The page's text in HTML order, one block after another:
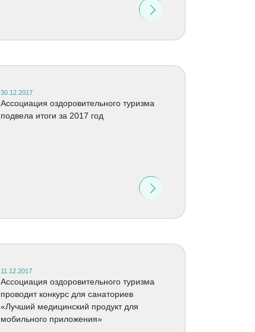
30.12.2017
Ассоциация оздоровительного туризма
подвела итоги за 2017 год
11.12.2017
Ассоциация оздоровительного туризма
проводит конкурс для санаториев
«Лучший медицинский продукт для
мобильного приложения»